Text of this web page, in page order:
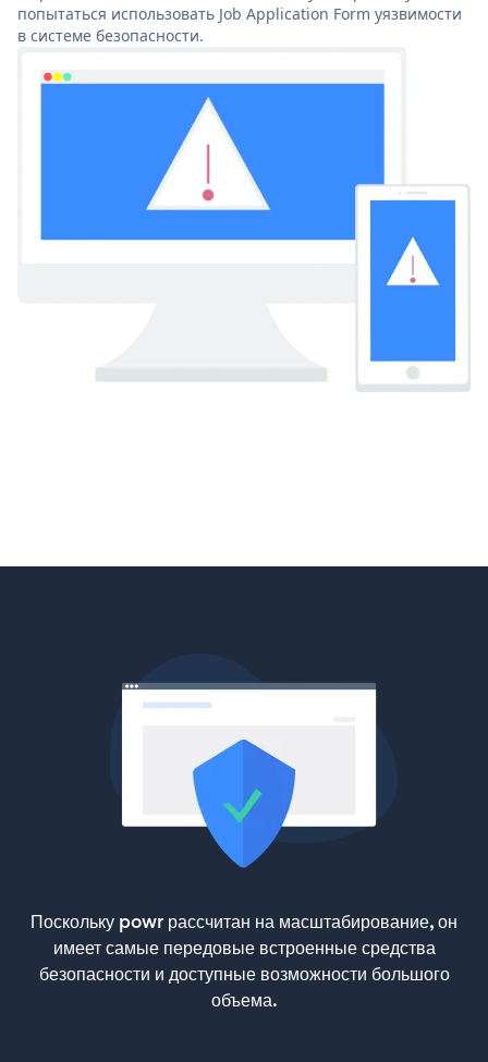
попытаться использовать Job Application Form уязвимости
в системе безопасности.
Поскольку powr рассчитан на масштабирование, он
имеет самые передовые встроенные средства
безопасности и доступные возможности большого
объема.